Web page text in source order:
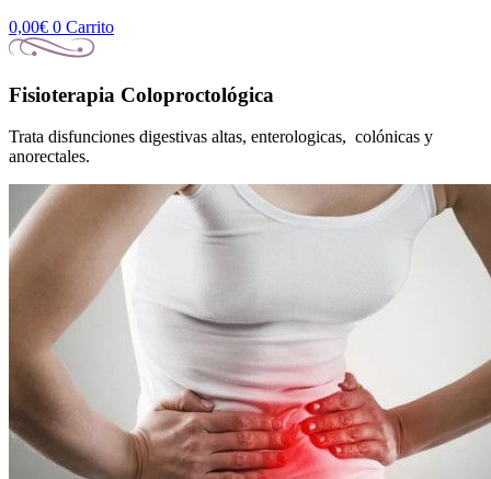
0,00€ 0 Carrito
Fisioterapia Coloproctológica
Trata disfunciones digestivas altas, enterologicas, colónicas y
anorectales.